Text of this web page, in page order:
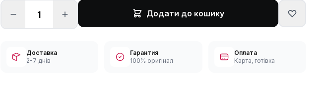
Додати до кошику
Доставка
2-7 днів
Гарантия
100% оригінал
Оплата
Карта, готівка